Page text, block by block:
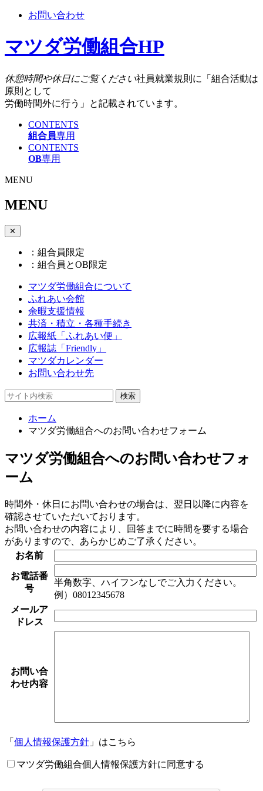
お問い合わせ
マツダ労働組合HP
休憩時間や休日にご覧ください社員就業規則に「組合活動は
原則として
労働時間外に行う」と記載されています。
CONTENTS
組合員専用
CONTENTS
OB専用
MENU
MENU
✕
：組合員限定
：組合員とOB限定
マツダ労働組合について
ふれあい会館
余暇支援情報
共済・積立・各種手続き
広報紙「ふれあい便」
広報誌「Friendly」
マツダカレンダー
お問い合わせ先
ホーム
マツダ労働組合へのお問い合わせフォーム
マツダ労働組合へのお問い合わせフォ
ーム
時間外・休日にお問い合わせの場合は、翌日以降に内容を
確認させていただいております。
お問い合わせの内容により、回答までに時間を要する場合
がありますので、あらかじめご了承ください。
お名前
お電話番
号
半角数字、ハイフンなしでご入力ください。
例）08012345678
メールア
ドレス
お問い合
わせ内容
「 個人情報保護方針 」はこちら
マツダ労働組合個人情報保護方針に同意する